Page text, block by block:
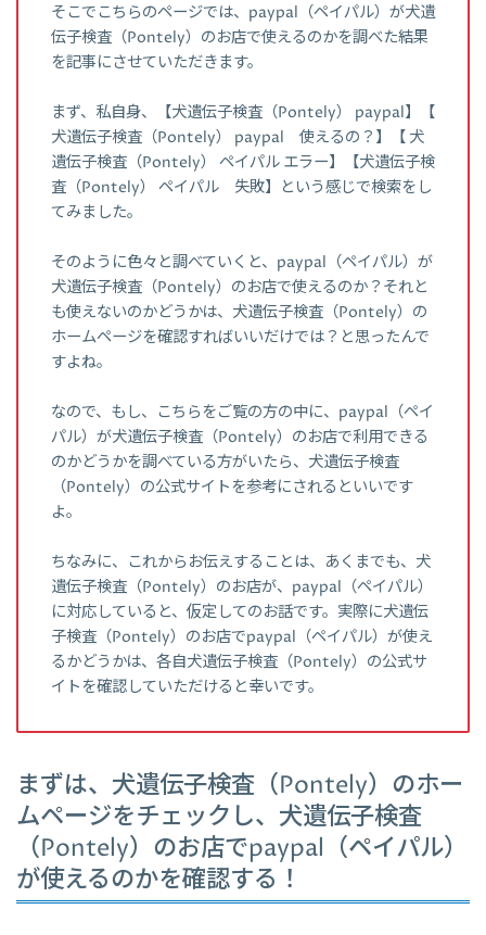
そこでこちらのページでは、paypal（ペイパル）が犬遺
伝子検査（Pontely）のお店で使えるのかを調べた結果
を記事にさせていただきます。
まず、私自身、【犬遺伝子検査（Pontely） paypal】【
犬遺伝子検査（Pontely） paypal 使えるの？】【 犬
遺伝子検査（Pontely） ペイパル エラー】【犬遺伝子検
査（Pontely） ペイパル 失敗】という感じで検索をし
てみました。
そのように色々と調べていくと、paypal（ペイパル）が
犬遺伝子検査（Pontely）のお店で使えるのか？それと
も使えないのかどうかは、犬遺伝子検査（Pontely）の
ホームページを確認すればいいだけでは？と思ったんで
すよね。
なので、もし、こちらをご覧の方の中に、paypal（ペイ
パル）が犬遺伝子検査（Pontely）のお店で利用できる
のかどうかを調べている方がいたら、犬遺伝子検査
（Pontely）の公式サイトを参考にされるといいです
よ。
ちなみに、これからお伝えすることは、あくまでも、犬
遺伝子検査（Pontely）のお店が、paypal（ペイパル）
に対応していると、仮定してのお話です。実際に犬遺伝
子検査（Pontely）のお店でpaypal（ペイパル）が使え
るかどうかは、各自犬遺伝子検査（Pontely）の公式サ
イトを確認していただけると幸いです。
まずは、犬遺伝子検査（Pontely）のホー
ムページをチェックし、犬遺伝子検査
（Pontely）のお店でpaypal（ペイパル）
が使えるのかを確認する！